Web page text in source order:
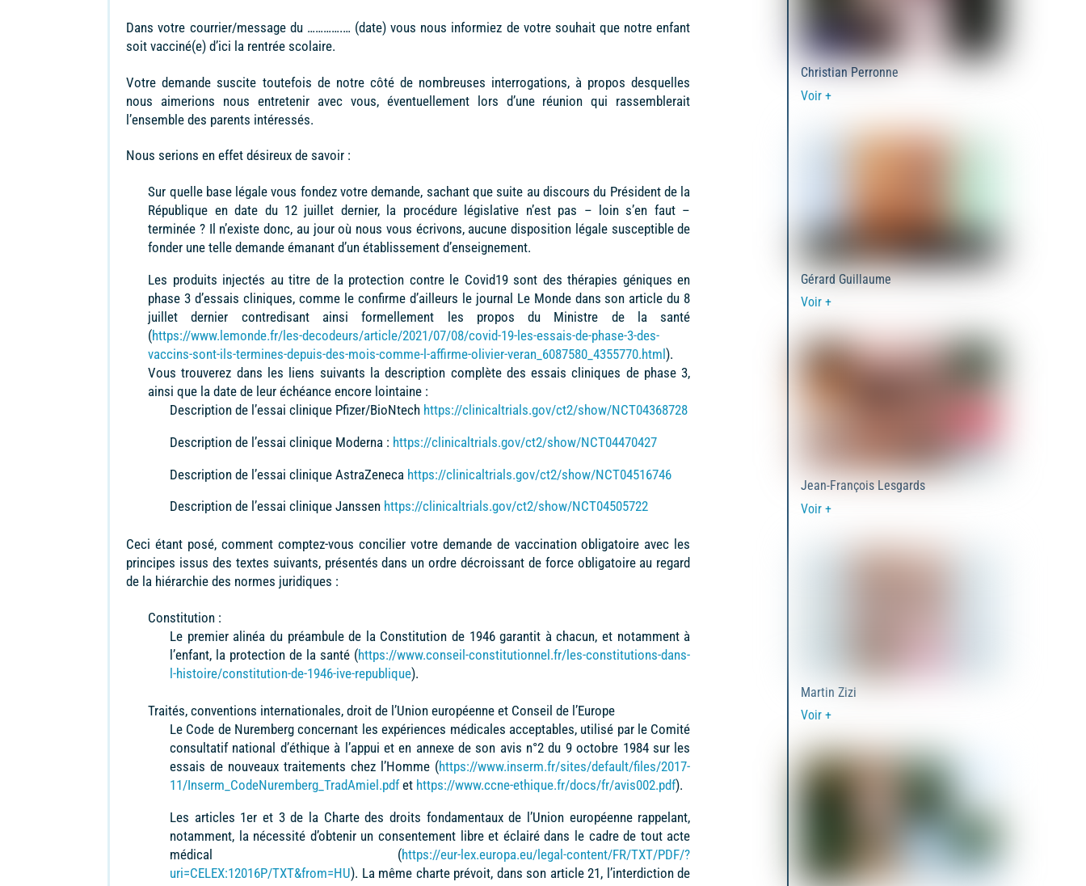
Dans votre courrier/message du ………….… (date) vous nous informiez de votre souhait que notre enfant
soit vacciné(e) d’ici la rentrée scolaire.
Votre demande suscite toutefois de notre côté de nombreuses interrogations, à propos desquelles
nous aimerions nous entretenir avec vous, éventuellement lors d’une réunion qui rassemblerait
l’ensemble des parents intéressés.
Nous serions en effet désireux de savoir :
Sur quelle base légale vous fondez votre demande, sachant que suite au discours du Président de la
République en date du 12 juillet dernier, la procédure législative n’est pas – loin s’en faut –
terminée ? Il n’existe donc, au jour où nous vous écrivons, aucune disposition légale susceptible de
fonder une telle demande émanant d’un établissement d’enseignement.
Les produits injectés au titre de la protection contre le Covid19 sont des thérapies géniques en
phase 3 d’essais cliniques, comme le confirme d’ailleurs le journal Le Monde dans son article du 8
juillet dernier contredisant ainsi formellement les propos du Ministre de la santé
(https://www.lemonde.fr/les-decodeurs/article/2021/07/08/covid-19-les-essais-de-phase-3-des-
vaccins-sont-ils-termines-depuis-des-mois-comme-l-affirme-olivier-veran_6087580_4355770.html).
Vous trouverez dans les liens suivants la description complète des essais cliniques de phase 3,
ainsi que la date de leur échéance encore lointaine :
Description de l’essai clinique Pfizer/BioNtech https://clinicaltrials.gov/ct2/show/NCT04368728
Description de l’essai clinique Moderna : https://clinicaltrials.gov/ct2/show/NCT04470427
Description de l’essai clinique AstraZeneca https://clinicaltrials.gov/ct2/show/NCT04516746
Description de l’essai clinique Janssen https://clinicaltrials.gov/ct2/show/NCT04505722
Ceci étant posé, comment comptez-vous concilier votre demande de vaccination obligatoire avec les
principes issus des textes suivants, présentés dans un ordre décroissant de force obligatoire au regard
de la hiérarchie des normes juridiques :
Constitution :
Le premier alinéa du préambule de la Constitution de 1946 garantit à chacun, et notamment à
l’enfant, la protection de la santé (https://www.conseil-constitutionnel.fr/les-constitutions-dans-
l-histoire/constitution-de-1946-ive-republique).
Traités, conventions internationales, droit de l’Union européenne et Conseil de l’Europe
Le Code de Nuremberg concernant les expériences médicales acceptables, utilisé par le Comité
consultatif national d’éthique à l’appui et en annexe de son avis n°2 du 9 octobre 1984 sur les
essais de nouveaux traitements chez l’Homme (https://www.inserm.fr/sites/default/files/2017-
11/Inserm_CodeNuremberg_TradAmiel.pdfet https://www.ccne-ethique.fr/docs/fr/avis002.pdf).
Les articles 1er et 3 de la Charte des droits fondamentaux de l’Union européenne rappelant,
notamment, la nécessité d’obtenir un consentement libre et éclairé dans le cadre de tout acte
médical (https://eur-lex.europa.eu/legal-content/FR/TXT/PDF/?
uri=CELEX:12016P/TXT&from=HU). La même charte prévoit, dans son article 21, l’interdiction de
Christian Perronne
Voir +
Gérard Guillaume
Voir +
Jean-François Lesgards
Voir +
Martin Zizi
Voir +